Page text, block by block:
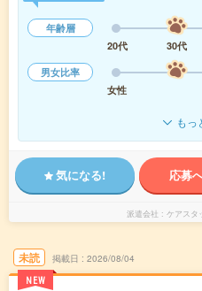
年齢層
20代
30代
男女比率
女性
もっ
気になる! 応募
派遣会社 ケアスタ
未読
NEW
掲載日 2026/08/04